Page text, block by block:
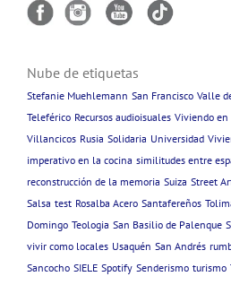
Nube de etiquetas
Stefanie Muehlemann San Francisco Valle
Teleférico Recursos audioisuales Viviendo
Villancicos Rusia Solidaria Universidad
imperativo en la cocina similitudes entre
reconstrucción de la memoria Suiza Street
Salsa test Rosalba Acero Santafereños
Domingo Teologia San Basilio de Palenque
vivir como locales Usaquén San Andrés
Sancocho SIELE Spotify Senderismo turismo